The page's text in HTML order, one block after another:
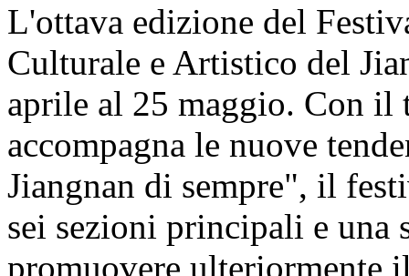
L'ottava edizione del
Culturale e Artistico del
aprile al 25 maggio. Con il
accompagna le nuove
Jiangnan di sempre", il
sei sezioni principali e una
promuovere ulteriormente